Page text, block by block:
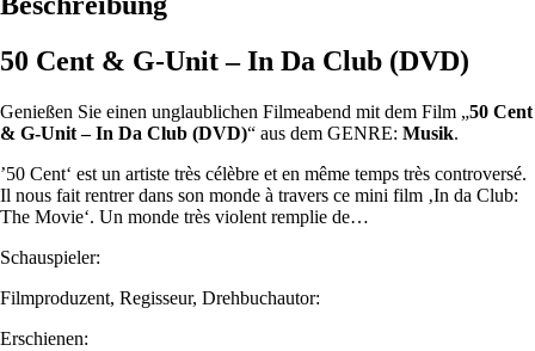
50 Cent & G-Unit – In Da Club (DVD)
Genießen Sie einen unglaublichen Filmeabend mit dem Film „50 Cent
& G-Unit – In Da Club (DVD)“ aus dem GENRE: Musik.
’50 Cent‘ est un artiste très célèbre et en même temps très controversé.
Il nous fait rentrer dans son monde à travers ce mini film ‚In da Club:
The Movie‘. Un monde très violent remplie de…
Schauspieler:
Filmproduzent, Regisseur, Drehbuchautor:
Erschienen: